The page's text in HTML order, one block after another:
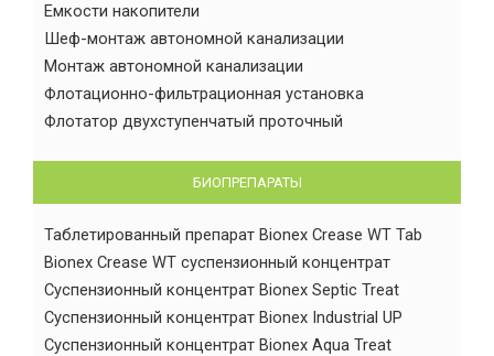
Емкости накопители
Шеф-монтаж автономной канализации
Монтаж автономной канализации
Флотационно-фильтрационная установка
Флотатор двухступенчатый проточный
БИОПРЕПАРАТЫ
Таблетированный препарат Bionex Crease WT Tab
Bionex Crease WT суспензионный концентрат
Суспензионный концентрат Bionex Septic Treat
Суспензионный концентрат Bionex Industrial UP
Суспензионный концентрат Bionex Aqua Treat